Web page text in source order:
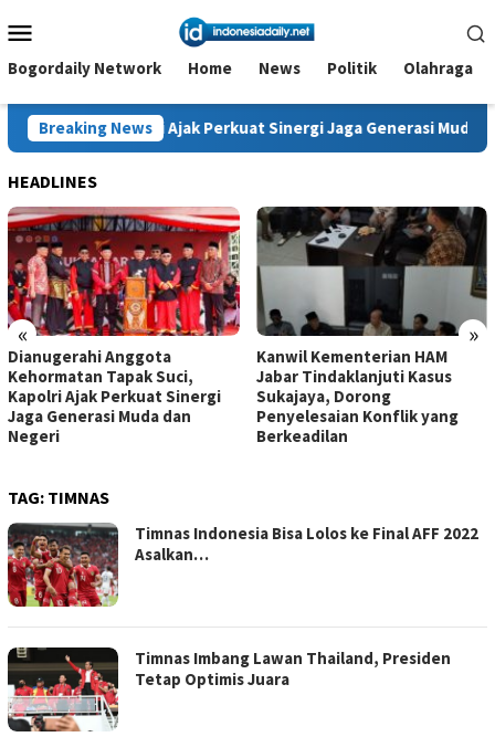
ke
kontenMobile
Bogordaily Network Home News Politik Olahraga
Breaking News
Ajak Perkuat Sinergi Jaga Generasi Muda dan Negeri
HEADLINES
« »
Dianugerahi Anggota
Kehormatan Tapak Suci,
Kapolri Ajak Perkuat Sinergi
Jaga Generasi Muda dan
Negeri
Kanwil Kementerian HAM
Jabar Tindaklanjuti Kasus
Sukajaya, Dorong
Penyelesaian Konflik yang
Berkeadilan
TAG: TIMNAS
Timnas Indonesia Bisa Lolos ke Final AFF 2022
Asalkan…
Timnas Imbang Lawan Thailand, Presiden
Tetap Optimis Juara